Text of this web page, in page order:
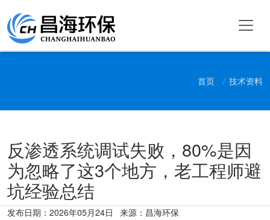
首页 技术资料
反渗透系统调试失败，80%是因
为忽略了这3个地方，老工程师避
坑经验总结
发布日期： 2026年05月24日 来源：昌海环保